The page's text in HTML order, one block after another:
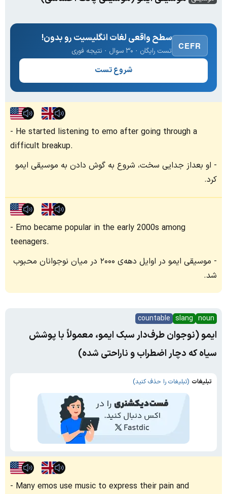
CEFR
سطح واقعی لغات انگلیسیت رو بدون!
تست رایگان · ۳۰ سوال · نتیجه فوری
شروع تست
He started listening to emo after going through a
difficult breakup.
او بعداز جدایی سخت، شروع به گوش دادن به موسیقی ایمو
کرد.
Emo became popular in the early 2000s among
teenagers.
موسیقی ایمو در اوایل دهه‌ی ۲۰۰۰ در میان نوجوانان محبوب
شد.
noun
slang
countable
ایمو (نوجوان طرف‌دار سبک ایمو، معمولاً با پوشش
سیاه که دچار اضطراب و ناراحتی شده)
تبلیغات (تبلیغات را حذف کنید)
Many emos use music to express their pain and